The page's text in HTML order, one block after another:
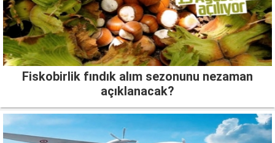
Fiskobirlik fındık alım sezonunu nezaman
açıklanacak?